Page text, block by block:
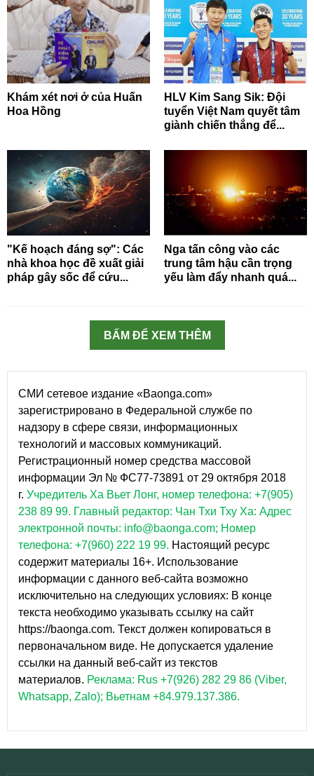
Khám xét nơi ở của Huấn
Hoa Hồng
HLV Kim Sang Sik: Đội
tuyển Việt Nam quyết tâm
giành chiến thắng để...
"Kế hoạch đáng sợ": Các
nhà khoa học đề xuất giải
pháp gây sốc để cứu...
Nga tấn công vào các
trung tâm hậu cần trọng
yếu làm đẩy nhanh quá...
BẤM ĐỂ XEM THÊM
СМИ сетевое издание «Baonga.com»
зарегистрировано в Федеральной службе по
надзору в сфере связи, информационных
технологий и массовых коммуникаций.
Регистрационный номер средства массовой
информации Эл № ФС77-73891 от 29 октября 2018
г. Учредитель Ха Вьет Лонг, номер телефона: +7(905)
238 89 99. Главный редактор: Чан Тхи Тху Ха: Адрес
электронной почты: info@baonga.com; Номер
телефона: +7(960) 222 19 99. Настоящий ресурс
содержит материалы 16+. Использование
информации с данного веб-сайта возможно
исключительно на следующих условиях: В конце
текста необходимо указывать ссылку на сайт
https://baonga.com. Текст должен копироваться в
первоначальном виде. Не допускается удаление
ссылки на данный веб-сайт из текстов
материалов. Реклама: Rus +7(926) 282 29 86 (Viber,
Whatsapp, Zalo); Вьетнам +84.979.137.386.